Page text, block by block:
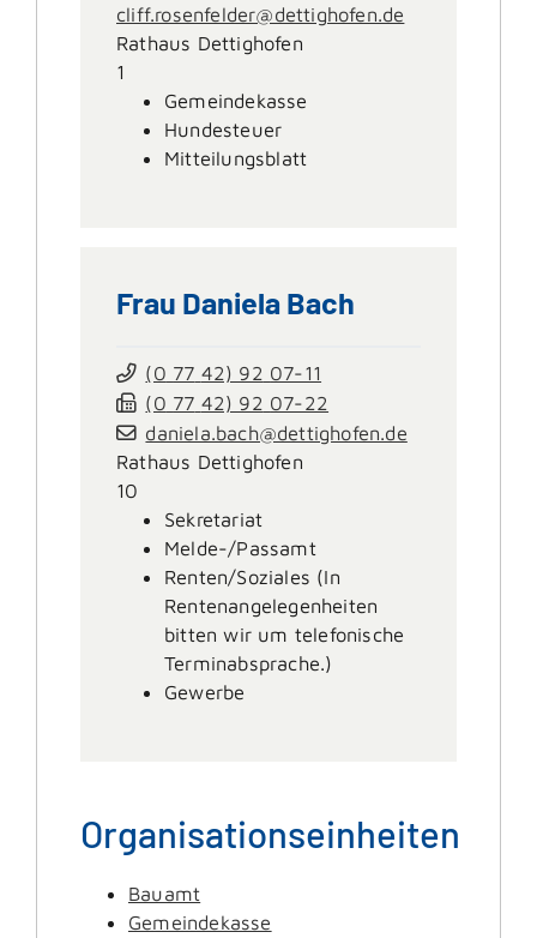
cliff.rosenfelder@dettighofen.de
Rathaus Dettighofen
1
Gemeindekasse
Hundesteuer
Mitteilungsblatt
Frau Daniela Bach
(0 77 42) 92 07-11
(0 77 42) 92 07-22
daniela.bach@dettighofen.de
Rathaus Dettighofen
10
Sekretariat
Melde-/Passamt
Renten/Soziales (In
Rentenangelegenheiten
bitten wir um telefonische
Terminabsprache.)
Gewerbe
Organisationseinheiten
Bauamt
Gemeindekasse